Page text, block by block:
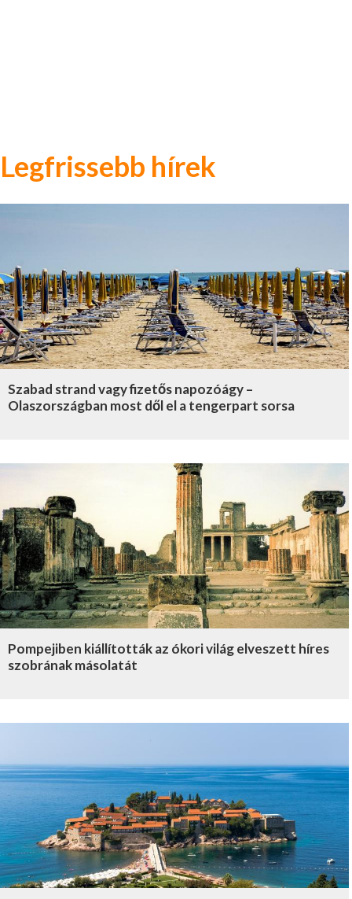
Legfrissebb hírek
Szabad strand vagy fizetős napozóágy –
Olaszországban most dől el a tengerpart sorsa
Pompejiben kiállították az ókori világ elveszett híres
szobrának másolatát